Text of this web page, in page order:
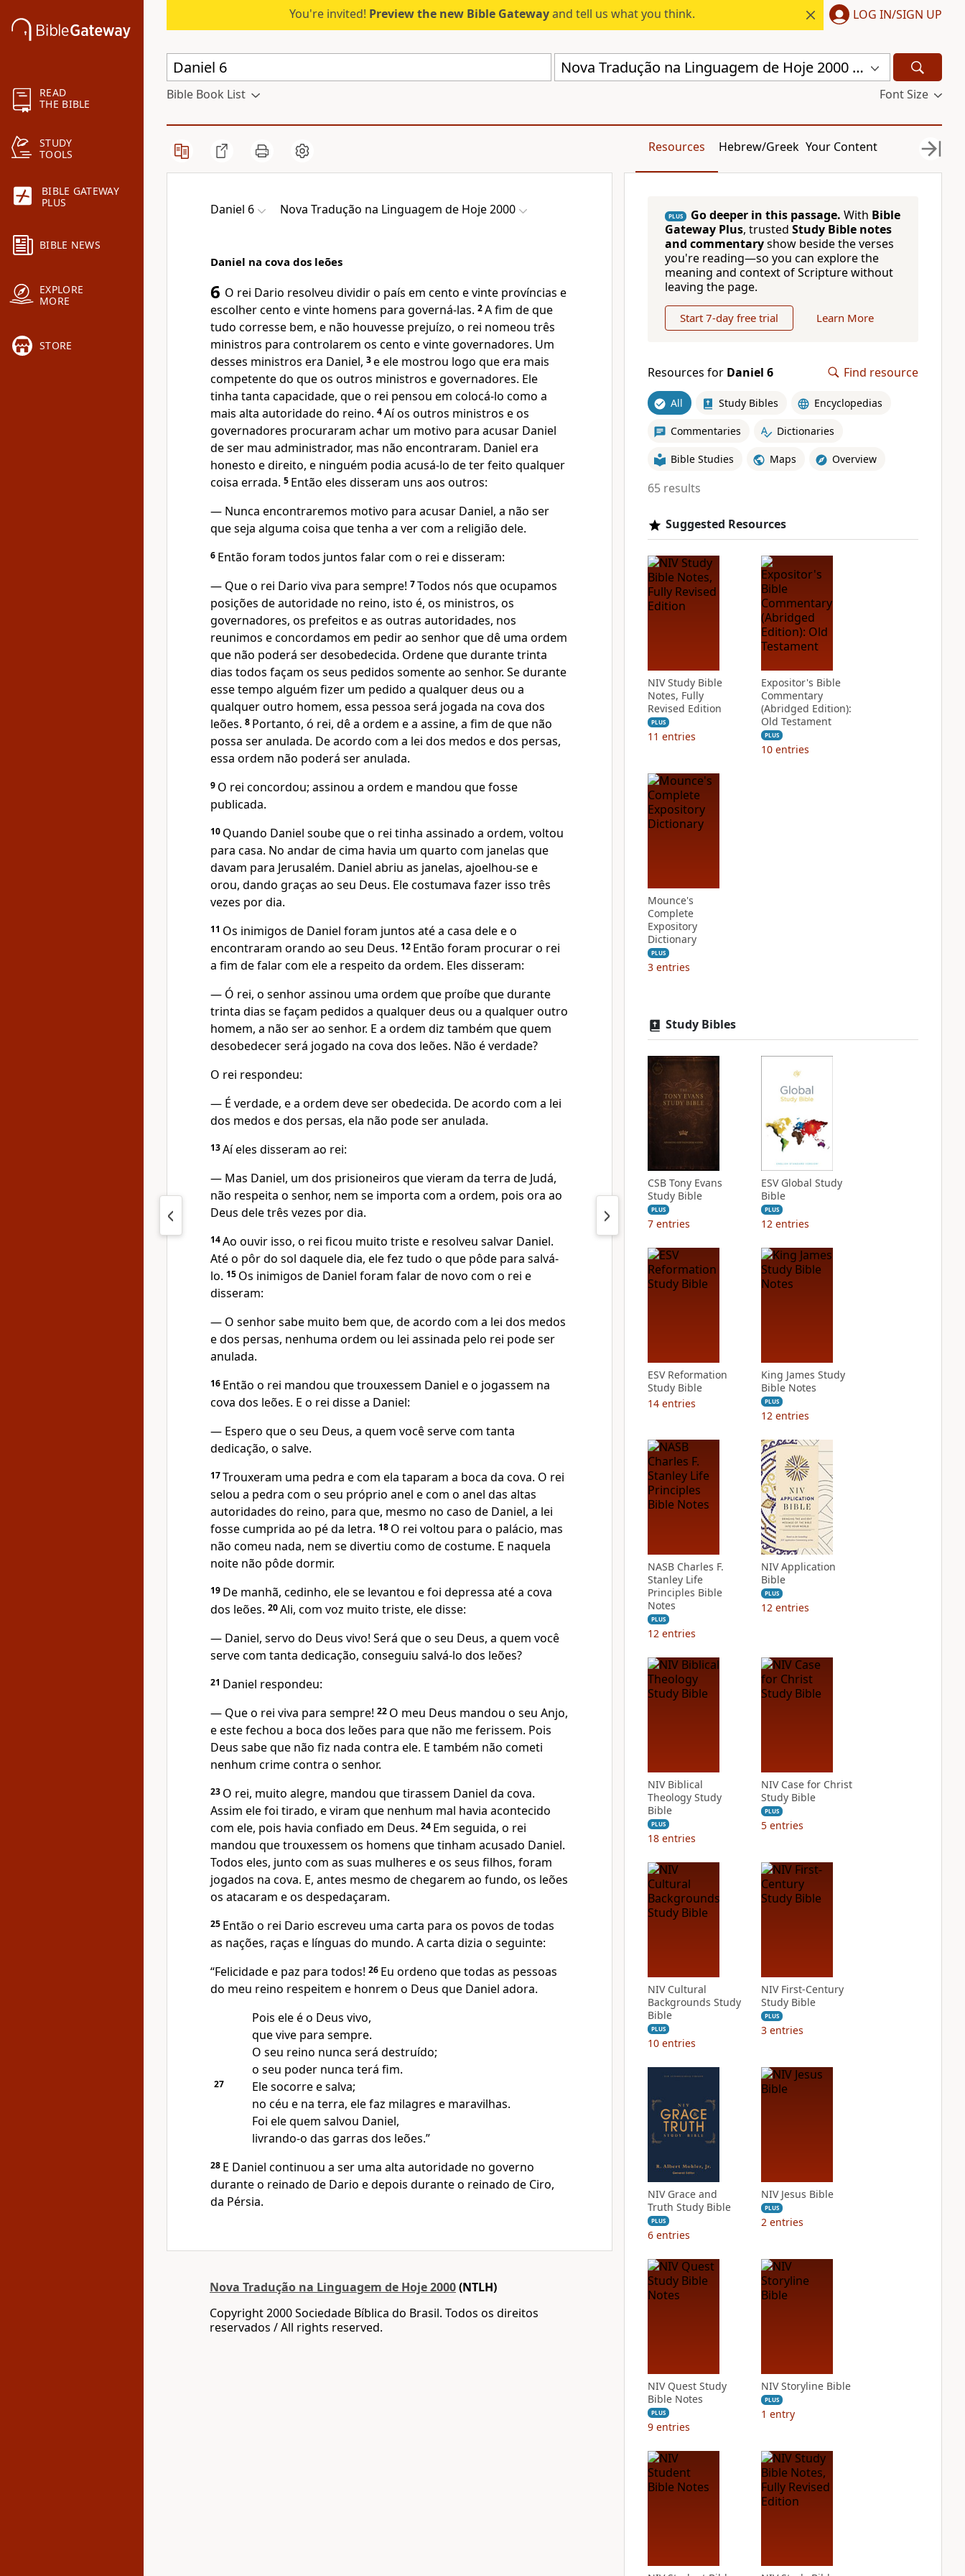
READ
THE BIBLE
STUDY
TOOLS
BIBLE GATEWAY
PLUS
BIBLE NEWS
EXPLORE
MORE
STORE
You're invited! Preview the new Bible Gatewayand tell us what you think. LOG IN/SIGN UP
Nova Traduҫão na Linguagem de Hoje 2000 (NTLH)
Bible Book List Font Size
Resources Hebrew/Greek Your Content
Daniel 6 Nova Traduҫão na Linguagem de Hoje 2000
Daniel na cova dos leões
6 O rei Dario resolveu dividir o país em cento e vinte províncias e
escolher cento e vinte homens para governá-las. 2A fim de que
tudo corresse bem, e não houvesse prejuízo, o rei nomeou três
ministros para controlarem os cento e vinte governadores. Um
desses ministros era Daniel, 3e ele mostrou logo que era mais
competente do que os outros ministros e governadores. Ele
tinha tanta capacidade, que o rei pensou em colocá-lo como a
mais alta autoridade do reino. 4Aí os outros ministros e os
governadores procuraram achar um motivo para acusar Daniel
de ser mau administrador, mas não encontraram. Daniel era
honesto e direito, e ninguém podia acusá-lo de ter feito qualquer
coisa errada. 5 Então eles disseram uns aos outros:
— Nunca encontraremos motivo para acusar Daniel, a não ser
que seja alguma coisa que tenha a ver com a religião dele.
6 Então foram todos juntos falar com o rei e disseram:
— Que o rei Dario viva para sempre! 7Todos nós que ocupamos
posições de autoridade no reino, isto é, os ministros, os
governadores, os prefeitos e as outras autoridades, nos
reunimos e concordamos em pedir ao senhor que dê uma ordem
que não poderá ser desobedecida. Ordene que durante trinta
dias todos façam os seus pedidos somente ao senhor. Se durante
esse tempo alguém fizer um pedido a qualquer deus ou a
qualquer outro homem, essa pessoa será jogada na cova dos
leões. 8 Portanto, ó rei, dê a ordem e a assine, a fim de que não
possa ser anulada. De acordo com a lei dos medos e dos persas,
essa ordem não poderá ser anulada.
9 O rei concordou; assinou a ordem e mandou que fosse
publicada.
10 Quando Daniel soube que o rei tinha assinado a ordem, voltou
para casa. No andar de cima havia um quarto com janelas que
davam para Jerusalém. Daniel abriu as janelas, ajoelhou-se e
orou, dando graças ao seu Deus. Ele costumava fazer isso três
vezes por dia.
11 Os inimigos de Daniel foram juntos até a casa dele e o
encontraram orando ao seu Deus. 12 Então foram procurar o rei
a fim de falar com ele a respeito da ordem. Eles disseram:
— Ó rei, o senhor assinou uma ordem que proíbe que durante
trinta dias se façam pedidos a qualquer deus ou a qualquer outro
homem, a não ser ao senhor. E a ordem diz também que quem
desobedecer será jogado na cova dos leões. Não é verdade?
O rei respondeu:
— É verdade, e a ordem deve ser obedecida. De acordo com a lei
dos medos e dos persas, ela não pode ser anulada.
13Aí eles disseram ao rei:
— Mas Daniel, um dos prisioneiros que vieram da terra de Judá,
não respeita o senhor, nem se importa com a ordem, pois ora ao
Deus dele três vezes por dia.
14Ao ouvir isso, o rei ficou muito triste e resolveu salvar Daniel.
Até o pôr do sol daquele dia, ele fez tudo o que pôde para salvá-
lo. 15 Os inimigos de Daniel foram falar de novo com o rei e
disseram:
— O senhor sabe muito bem que, de acordo com a lei dos medos
e dos persas, nenhuma ordem ou lei assinada pelo rei pode ser
anulada.
16 Então o rei mandou que trouxessem Daniel e o jogassem na
cova dos leões. E o rei disse a Daniel:
— Espero que o seu Deus, a quem você serve com tanta
dedicação, o salve.
17Trouxeram uma pedra e com ela taparam a boca da cova. O rei
selou a pedra com o seu próprio anel e com o anel das altas
autoridades do reino, para que, mesmo no caso de Daniel, a lei
fosse cumprida ao pé da letra. 18 O rei voltou para o palácio, mas
não comeu nada, nem se divertiu como de costume. E naquela
noite não pôde dormir.
19 De manhã, cedinho, ele se levantou e foi depressa até a cova
dos leões. 20Ali, com voz muito triste, ele disse:
— Daniel, servo do Deus vivo! Será que o seu Deus, a quem você
serve com tanta dedicação, conseguiu salvá-lo dos leões?
21 Daniel respondeu:
— Que o rei viva para sempre! 22 O meu Deus mandou o seu Anjo,
e este fechou a boca dos leões para que não me ferissem. Pois
Deus sabe que não fiz nada contra ele. E também não cometi
nenhum crime contra o senhor.
23 O rei, muito alegre, mandou que tirassem Daniel da cova.
Assim ele foi tirado, e viram que nenhum mal havia acontecido
com ele, pois havia confiado em Deus. 24 Em seguida, o rei
mandou que trouxessem os homens que tinham acusado Daniel.
Todos eles, junto com as suas mulheres e os seus filhos, foram
jogados na cova. E, antes mesmo de chegarem ao fundo, os leões
os atacaram e os despedaçaram.
25 Então o rei Dario escreveu uma carta para os povos de todas
as nações, raças e línguas do mundo. A carta dizia o seguinte:
“Felicidade e paz para todos! 26 Eu ordeno que todas as pessoas
do meu reino respeitem e honrem o Deus que Daniel adora.
Pois ele é o Deus vivo,
que vive para sempre.
O seu reino nunca será destruído;
o seu poder nunca terá fim.
27
Ele socorre e salva;
no céu e na terra, ele faz milagres e maravilhas.
Foi ele quem salvou Daniel,
livrando-o das garras dos leões.”
28 E Daniel continuou a ser uma alta autoridade no governo
durante o reinado de Dario e depois durante o reinado de Ciro,
da Pérsia.
Nova Traduҫão na Linguagem de Hoje 2000(NTLH)
Copyright 2000 Sociedade Bíblica do Brasil. Todos os direitos
reservados / All rights reserved.
PLUS Go deeper in this passage. With Bible
Gateway Plus, trusted Study Bible notes
and commentaryshow beside the verses
you're reading—so you can explore the
meaning and context of Scripture without
leaving the page.
Start 7-day free trial Learn More
Resources for Daniel 6 Find resource
All Study Bibles Encyclopedias
Commentaries Dictionaries
Bible Studies Maps Overview
65 results
Suggested Resources
NIV Study Bible
Notes, Fully
Revised Edition
PLUS
11 entries
Expositor's Bible
Commentary
(Abridged Edition):
Old Testament
PLUS
10 entries
Mounce's
Complete
Expository
Dictionary
PLUS
3 entries
Study Bibles
CSB Tony Evans
Study Bible
PLUS
7 entries
ESV Global Study
Bible
PLUS
12 entries
ESV Reformation
Study Bible
14 entries
King James Study
Bible Notes
PLUS
12 entries
NASB Charles F.
Stanley Life
Principles Bible
Notes
PLUS
12 entries
NIV Application
Bible
PLUS
12 entries
NIV Biblical
Theology Study
Bible
PLUS
18 entries
NIV Case for Christ
Study Bible
PLUS
5 entries
NIV Cultural
Backgrounds Study
Bible
PLUS
10 entries
NIV First-Century
Study Bible
PLUS
3 entries
NIV Grace and
Truth Study Bible
PLUS
6 entries
NIV Jesus Bible
PLUS
2 entries
NIV Quest Study
Bible Notes
PLUS
9 entries
NIV Storyline Bible
PLUS
1 entry